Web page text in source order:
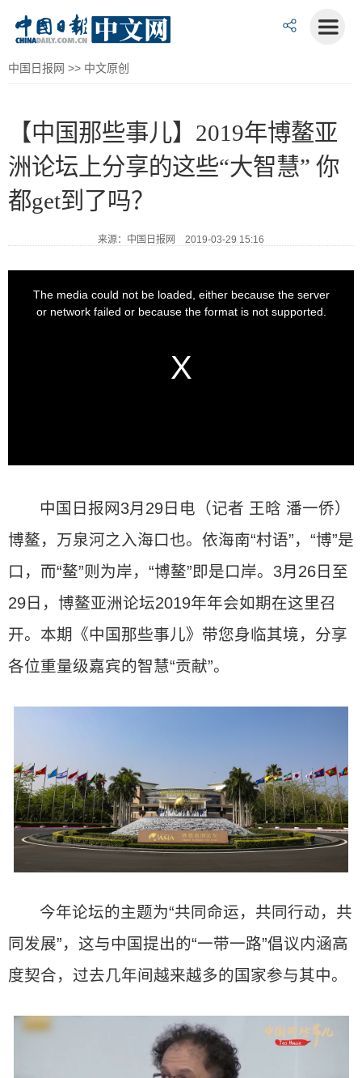
中国日报网 >> 中文原创
【中国那些事儿】2019年博鳌亚
洲论坛上分享的这些“大智慧” 你
都get到了吗？
来源：中国日报网 2019-03-29 15:16
中国日报网3月29日电（记者 王晗 潘一侨）
博鳌，万泉河之入海口也。依海南“村语”，“博”是
口，而“鳌”则为岸，“博鳌”即是口岸。3月26日至
29日，博鳌亚洲论坛2019年年会如期在这里召
开。本期《中国那些事儿》带您身临其境，分享
各位重量级嘉宾的智慧“贡献”。
今年论坛的主题为“共同命运，共同行动，共
同发展”，这与中国提出的“一带一路”倡议内涵高
度契合，过去几年间越来越多的国家参与其中。